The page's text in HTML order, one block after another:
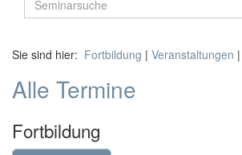
Sie sind hier: Fortbildung | Veranstaltungen |
Alle Termine
Fortbildung